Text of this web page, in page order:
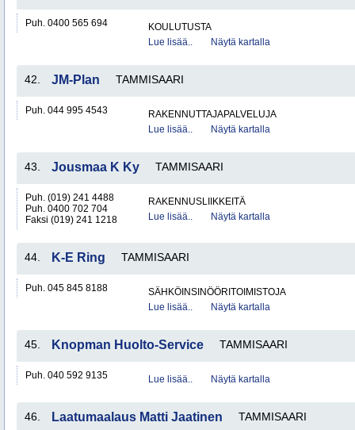
Puh. 0400 565 694
KOULUTUSTA
Lue lisää..
Näytä kartalla
42. JM-Plan TAMMISAARI
Puh. 044 995 4543
RAKENNUTTAJAPALVELUJA
Lue lisää..
Näytä kartalla
43. Jousmaa K Ky TAMMISAARI
Puh. (019) 241 4488
Puh. 0400 702 704
Faksi (019) 241 1218
RAKENNUSLIIKKEITÄ
Lue lisää..
Näytä kartalla
44. K-E Ring TAMMISAARI
Puh. 045 845 8188
SÄHKÖINSINÖÖRITOIMISTOJA
Lue lisää..
Näytä kartalla
45. Knopman Huolto-Service TAMMISAARI
Puh. 040 592 9135 Lue lisää.. Näytä kartalla
46. Laatumaalaus Matti Jaatinen TAMMISAARI